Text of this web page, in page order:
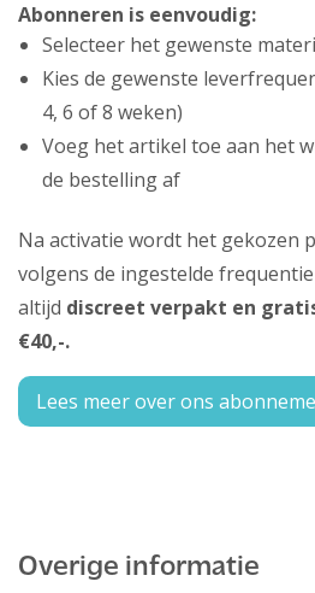
Abonneren is eenvoudig:
Selecteer het gewenste
Kies de gewenste
4, 6 of 8 weken)
Voeg het artikel toe aan het
de bestelling af
Na activatie wordt het gekozen
volgens de ingestelde
altijd discreet verpakt en
€40,-.
Lees meer over ons
Overige informatie